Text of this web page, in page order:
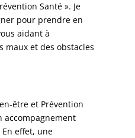
Santé ». Je
pour prendre en
aidant à
maux et des obstacles
être et Prévention
accompagnement
effet, une